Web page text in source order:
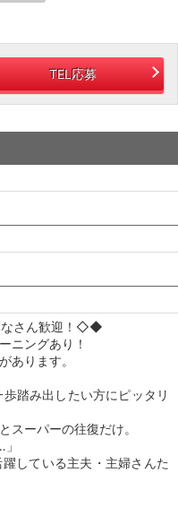
TEL応募
なさん歓迎！◇◆
ニングあり！
あります。
踏み出したい方にピッタリ
スーパーの往復だけ。
している主夫・主婦さんた